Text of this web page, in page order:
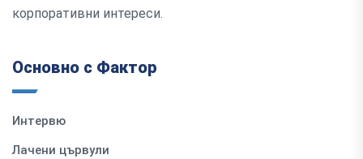
корпоративни интереси.
Основно с Фактор
Интервю
Лачени цървули